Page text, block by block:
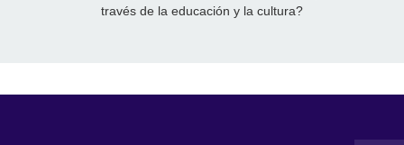
través de la educación y la cultura?